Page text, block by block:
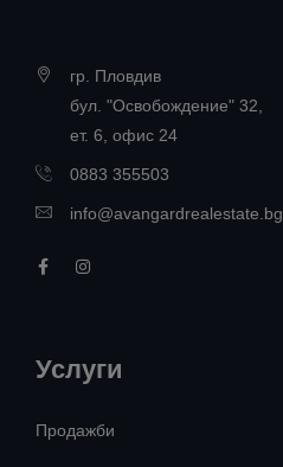
гр. Пловдив
бул. "Освобождение" 32,
ет. 6, офис 24
0883 355503
info@avangardrealestate.bg
Услуги
Продажби